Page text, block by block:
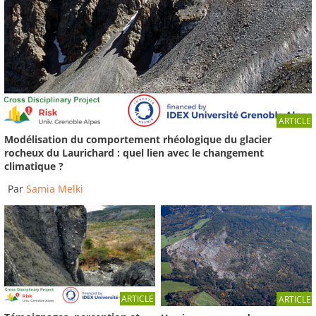
01:55
Mont Granier: la maire de Chapareillan interdit
l'accès...
Reportage du 02/05/2016
-France 3 Alpes
02:20
Forte inquiétude après un nouvel éboulement à
Samoëns, en...
Reportage du 25/04/2016
-France 3 Alpes
ARTICLE
Modélisation du comportement rhéologique du glacier
rocheux du Laurichard : quel lien avec le changement
climatique ?
Par Samia Melki
ARTICLE ARTICLE